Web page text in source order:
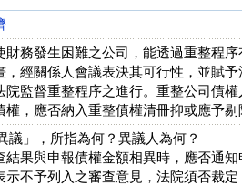
務發生困難之公司，能透過重整程
經關係人會議表決其可行性，並賦
監督重整程序之進行。重整公司債
，應否納入重整債權清冊抑或應予剔
議」，所指為何？異議人為何？
果與申報債權金額相異時，應否通
不予列入之審查意見，法院須否裁定